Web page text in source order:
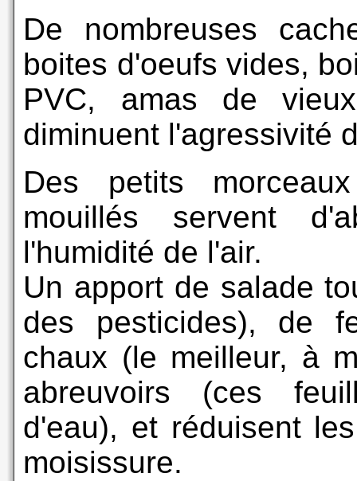
De nombreuses
boites d'oeufs vides,
PVC, amas de
diminuent l'agressivité
Des petits
mouillés servent
l'humidité de l'air.
Un apport de salade
des pesticides), de
chaux (le meilleur, à
abreuvoirs (ces
d'eau), et réduisent
moisissure.